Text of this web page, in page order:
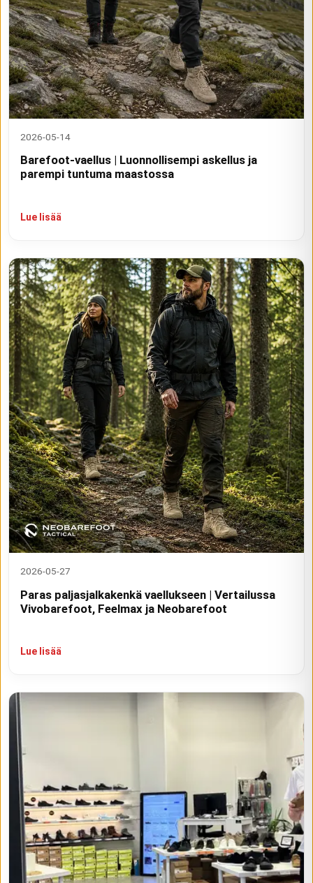
2026-05-14
Barefoot-vaellus | Luonnollisempi askellus ja
parempi tuntuma maastossa
Lue lisää
2026-05-27
Paras paljasjalkakenkä vaellukseen | Vertailussa
Vivobarefoot, Feelmax ja Neobarefoot
Lue lisää